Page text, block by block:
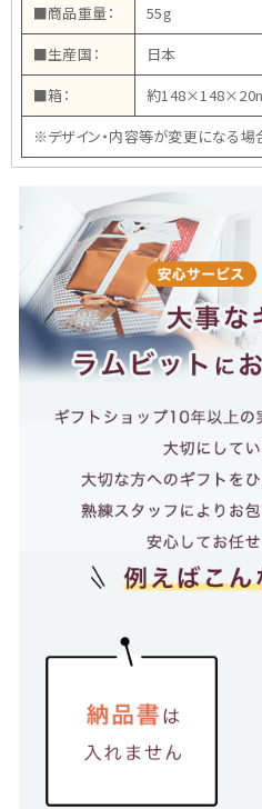
■商品重量：
55g
■生産国：
日本
■箱：
約
※デザイン・内容等が変更になる場